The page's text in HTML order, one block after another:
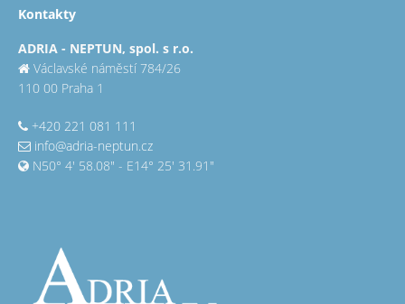
Kontakty
ADRIA - NEPTUN, spol. s r.o.
Václavské náměstí 784/26
110 00 Praha 1
+420 221 081 111
info@adria-neptun.cz
N50° 4' 58.08" - E14° 25' 31.91"